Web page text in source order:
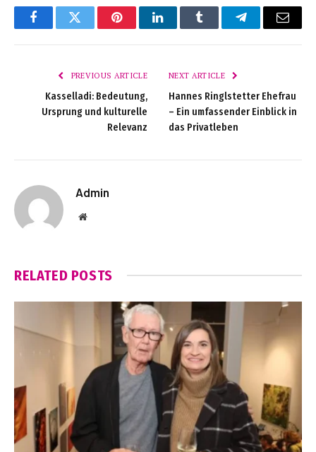
FacebookTwitter PinterestLinkedInTumblr TelegramEmail
PREVIOUS ARTICLE
Kasselladi: Bedeutung,
Ursprung und kulturelle
Relevanz
NEXT ARTICLE
Hannes Ringlstetter Ehefrau
– Ein umfassender Einblick in
das Privatleben
Admin
Website
RELATED POSTS